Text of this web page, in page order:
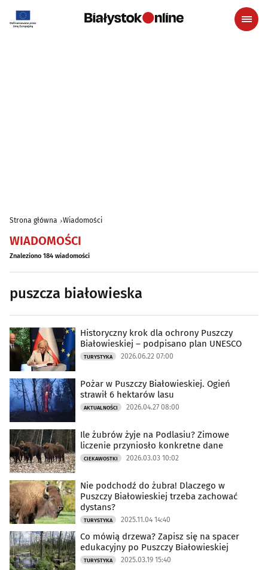
Strona główna Wiadomości
WIADOMOŚCI
Znaleziono 184 wiadomości
puszcza białowieska
Historyczny krok dla ochrony Puszczy
Białowieskiej – podpisano plan UNESCO
TURYSTYKA 2026.06.22 07:00
Pożar w Puszczy Białowieskiej. Ogień
strawił 6 hektarów lasu
AKTUALNOŚCI 2026.04.27 08:00
Ile żubrów żyje na Podlasiu? Zimowe
liczenie przyniosło konkretne dane
CIEKAWOSTKI 2026.03.03 10:02
Nie podchodź do żubra! Dlaczego w
Puszczy Białowieskiej trzeba zachować
dystans?
TURYSTYKA 2025.11.04 14:40
Co mówią drzewa? Zapisz się na spacer
edukacyjny po Puszczy Białowieskiej
TURYSTYKA 2025.03.19 15:40